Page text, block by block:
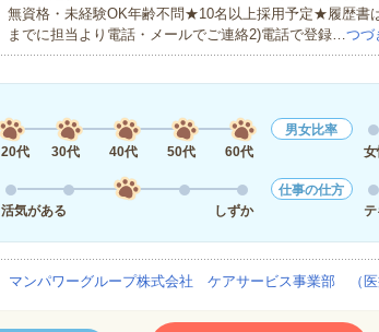
無資格・未経験OK年齢不問★10名以上採用予定★履歴書
までに担当より電話・メールでご連絡2)電話で登録…つづ
20代
30代 40代 50代 60代
男女比率
女
活気がある
しずか
仕事の仕方
テ
マンパワーグループ株式会社 ケアサービス事業部 （医